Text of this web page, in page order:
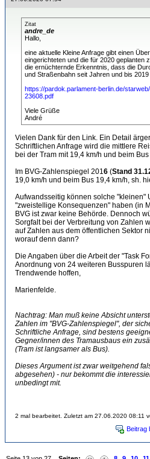
Zitat
andre_de
Hallo,
eine aktuelle Kleine Anfrage gibt einen
eingerichteten und die für 2020 geplanten
die ernüchternde Erkenntnis, dass die
und Straßenbahn seit Jahren und bis 2019
https://pardok.parlament-berlin.de/
23608.pdf
Viele Grüße
André
Vielen Dank für den Link. Ein Detail
Schriftlichen Anfrage wird die mittlere
bei der Tram mit 19,4 km/h und beim
Im BVG-Zahlenspiegel 2016 (Stand
19,0 km/h und beim Bus 19,4 km/h, sh.
Aufwandsseitig können solche "kleinen"
"zweistellige Konsequenzen" haben (in
BVG ist zwar keine Behörde. Dennoch
Sorgfalt bei der Verbreitung von Zahlen
auf Zahlen aus dem öffentlichen Sektor
worauf denn dann?
Die Angaben über die Arbeit der "Task
Anordnung von 24 weiteren Busspuren
Trendwende hoffen,
Marienfelde.
Nachtrag: Man muß keine Absicht
Zahlen im "BVG-Zahlenspiegel", der
Schriftliche Anfrage, sind bestens
Gegner/innen des Tramausbaus ein
(Tram ist langsamer als Bus).
Dieses Argument ist zwar weitgehend
abgesehen) - nur bekommt die
unbedingt mit.
2 mal bearbeitet. Zuletzt am 27.06.2020 08:11
Beitrag